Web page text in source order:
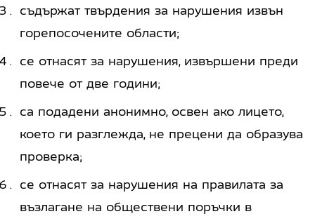
съдържат твърдения за нарушения извън
горепосочените области;
се отнасят за нарушения, извършени преди
повече от две години;
са подадени анонимно, освен ако лицето,
което ги разглежда, не прецени да образува
проверка;
се отнасят за нарушения на правилата за
възлагане на обществени поръчки в